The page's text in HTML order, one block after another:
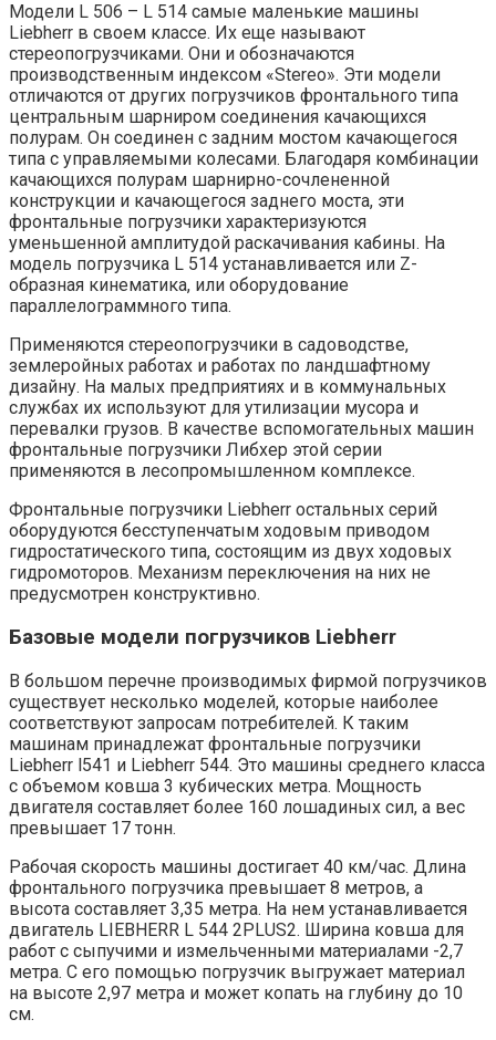
Модели L 506 – L 514 самые маленькие машины
Liebherr в своем классе. Их еще называют
стереопогрузчиками. Они и обозначаются
производственным индексом «Stereo». Эти модели
отличаются от других погрузчиков фронтального типа
центральным шарниром соединения качающихся
полурам. Он соединен с задним мостом качающегося
типа с управляемыми колесами. Благодаря комбинации
качающихся полурам шарнирно-сочлененной
конструкции и качающегося заднего моста, эти
фронтальные погрузчики характеризуются
уменьшенной амплитудой раскачивания кабины. На
модель погрузчика L 514 устанавливается или Z-
образная кинематика, или оборудование
параллелограммного типа.
Применяются стереопогрузчики в садоводстве,
землеройных работах и работах по ландшафтному
дизайну. На малых предприятиях и в коммунальных
службах их используют для утилизации мусора и
перевалки грузов. В качестве вспомогательных машин
фронтальные погрузчики Либхер этой серии
применяются в лесопромышленном комплексе.
Фронтальные погрузчики Liebherr остальных серий
оборудуются бесступенчатым ходовым приводом
гидростатического типа, состоящим из двух ходовых
гидромоторов. Механизм переключения на них не
предусмотрен конструктивно.
Базовые модели погрузчиков Liebherr
В большом перечне производимых фирмой погрузчиков
существует несколько моделей, которые наиболее
соответствуют запросам потребителей. К таким
машинам принадлежат фронтальные погрузчики
Liebherr l541 и Liebherr 544. Это машины среднего класса
с объемом ковша 3 кубических метра. Мощность
двигателя составляет более 160 лошадиных сил, а вес
превышает 17 тонн.
Рабочая скорость машины достигает 40 км/час. Длина
фронтального погрузчика превышает 8 метров, а
высота составляет 3,35 метра. На нем устанавливается
двигатель LIEBHERR L 544 2PLUS2. Ширина ковша для
работ с сыпучими и измельченными материалами -2,7
метра. С его помощью погрузчик выгружает материал
на высоте 2,97 метра и может копать на глубину до 10
см.